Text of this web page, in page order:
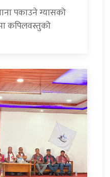
पकाउने ग्यासको
कपिलवस्तुको